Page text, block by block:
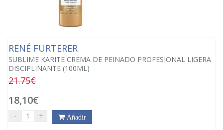
RENÉ FURTERER
SUBLIME KARITE CREMA DE PEINADO PROFESIONAL LIGERA
DISCIPLINANTE (100ML)
21.75€
18,10€
- + Añadir